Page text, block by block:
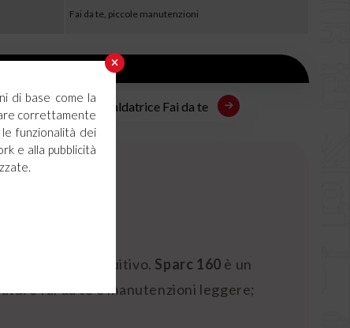
Fai da te, piccole manutenzioni
HELVI Saldatrice Fai da te
semplice e intuitivo. Sparc 160 è un
fai da te o manutenzioni leggere;
di base come la
correttamente
funzionalità dei
e alla pubblicità